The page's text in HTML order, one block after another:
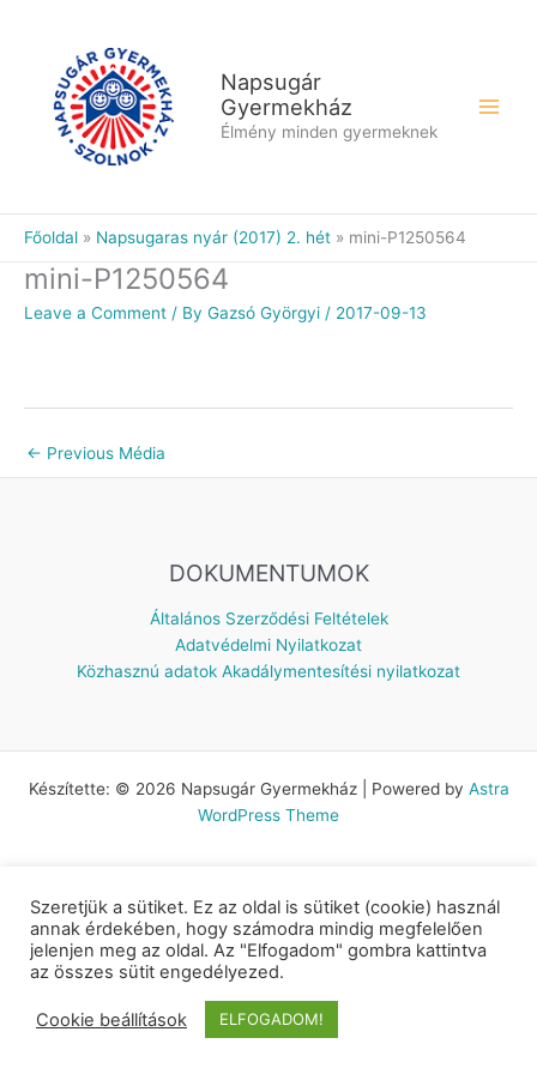
Napsugár
Gyermekház
Élmény minden gyermeknek
Főoldal Napsugaras nyár (2017) 2. hét mini-P1250564
mini-P1250564
Leave a Comment / By Gazsó Györgyi / 2017-09-13
← Previous Média
DOKUMENTUMOK
Általános Szerződési Feltételek
Adatvédelmi Nyilatkozat
Közhasznú adatok Akadálymentesítési nyilatkozat
Készítette: © 2026 Napsugár Gyermekház | Powered by Astra
WordPress Theme
Szeretjük a sütiket. Ez az oldal is sütiket (cookie) használ
annak érdekében, hogy számodra mindig megfelelően
jelenjen meg az oldal. Az "Elfogadom" gombra kattintva
az összes sütit engedélyezed.
Cookie beállítások ELFOGADOM!